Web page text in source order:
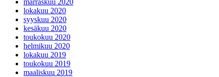
lokakuu 2020
syyskuu 2020
kesäkuu 2020
toukokuu 2020
helmikuu 2020
lokakuu 2019
toukokuu 2019
maaliskuu 2019